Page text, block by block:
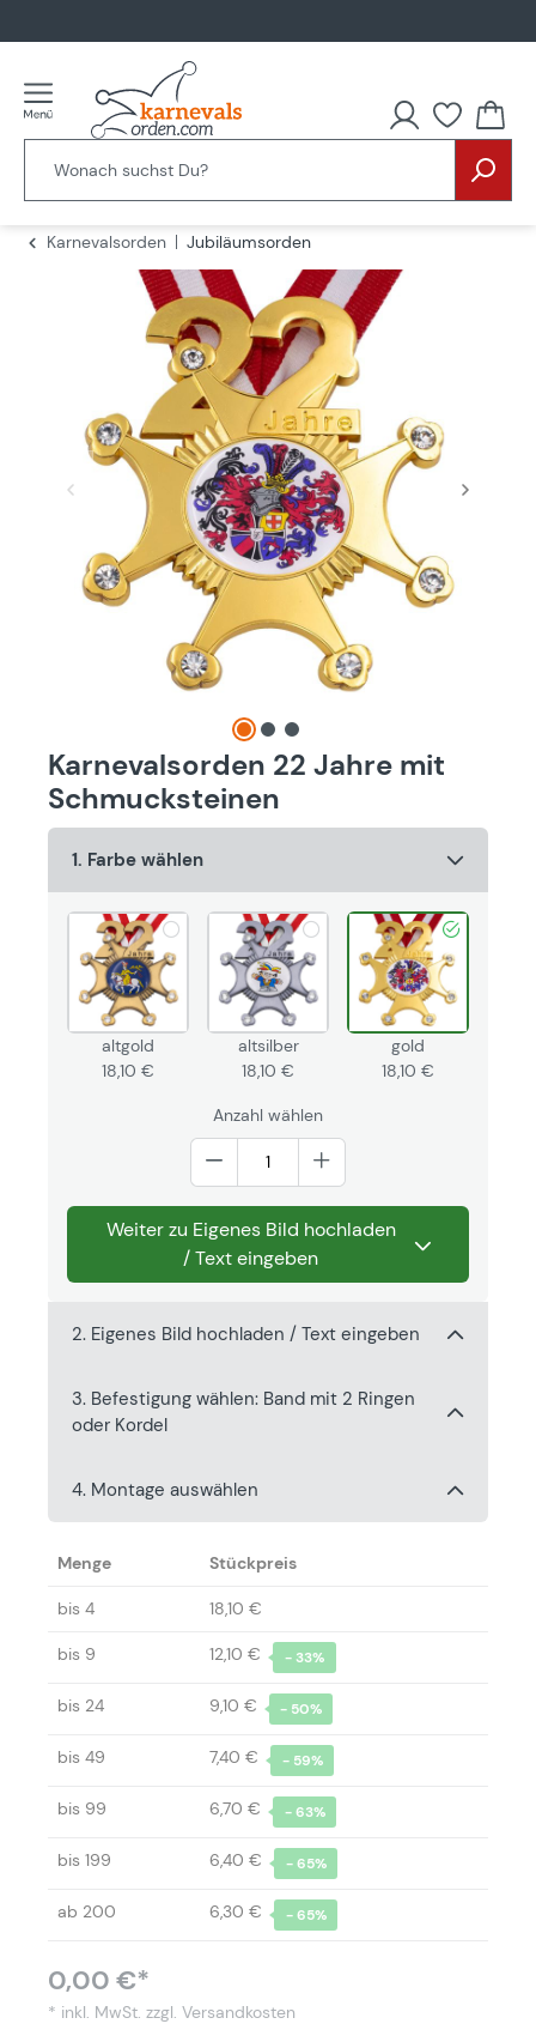
Du
Karnevalsorden Jubiläumsorden
Karnevalsorden 22 Jahre mit
Schmucksteinen
1. Farbe wählen
altgold
18,10 €
altsilber
18,10 €
gold
18,10 €
Anzahl wählen
Weiter zu Eigenes Bild hochladen
/ Text eingeben
2. Eigenes Bild hochladen / Text eingeben
3. Befestigung wählen: Band mit 2 Ringen
oder Kordel
4. Montage auswählen
Menge Stückpreis
bis 4 18,10 €
bis 9 12,10 € - 33%
bis 24 9,10 € - 50%
bis 49 7,40 € - 59%
bis 99 6,70 € - 63%
bis 199 6,40 € - 65%
ab 200 6,30 € - 65%
0,00 €*
* inkl. MwSt. zzgl. Versandkosten